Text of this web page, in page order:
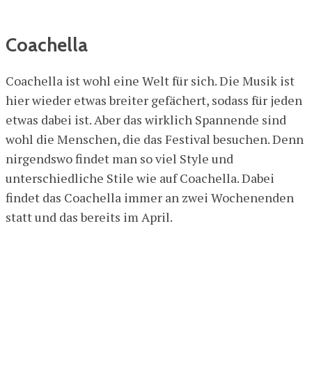
Coachella
Coachella ist wohl eine Welt für sich. Die Musik ist
hier wieder etwas breiter gefächert, sodass für jeden
etwas dabei ist. Aber das wirklich Spannende sind
wohl die Menschen, die das Festival besuchen. Denn
nirgendswo findet man so viel Style und
unterschiedliche Stile wie auf Coachella. Dabei
findet das Coachella immer an zwei Wochenenden
statt und das bereits im April.